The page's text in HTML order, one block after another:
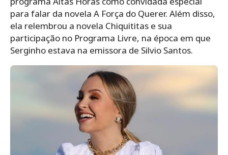
para falar da novela A Força do Querer. Além disso,
ela relembrou a novela Chiquititas e sua
participação no Programa Livre, na época em que
Serginho estava na emissora de Silvio Santos.